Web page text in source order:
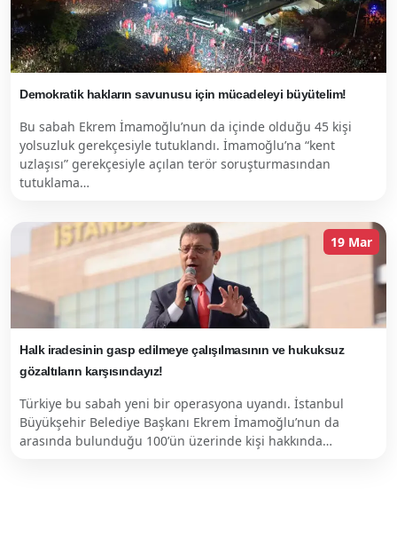
Demokratik hakların savunusu için mücadeleyi büyütelim!
Bu sabah Ekrem İmamoğlu’nun da içinde olduğu 45 kişi
yolsuzluk gerekçesiyle tutuklandı. İmamoğlu’na “kent
uzlaşısı” gerekçesiyle açılan terör soruşturmasından
tutuklama…
19 Mar
Halk iradesinin gasp edilmeye çalışılmasının ve hukuksuz
gözaltıların karşısındayız!
Türkiye bu sabah yeni bir operasyona uyandı. İstanbul
Büyükşehir Belediye Başkanı Ekrem İmamoğlu’nun da
arasında bulunduğu 100’ün üzerinde kişi hakkında…